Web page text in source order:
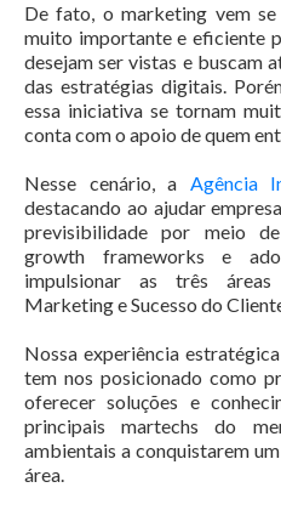
De fato, o marketing vem
muito importante e eficiente
desejam ser vistas e buscam
das estratégias digitais.
essa iniciativa se tornam
conta com o apoio de quem
Nesse cenário, a Agência
destacando ao ajudar
previsibilidade por meio
growth frameworks e
impulsionar as três áreas
Marketing e Sucesso do
Nossa experiência
tem nos posicionado como
oferecer soluções e
principais martechs do
ambientais a conquistarem
área.